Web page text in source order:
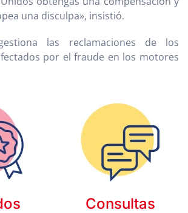
una disculpa», insistió.
las reclamaciones de los
por el fraude en los motores
Consultas